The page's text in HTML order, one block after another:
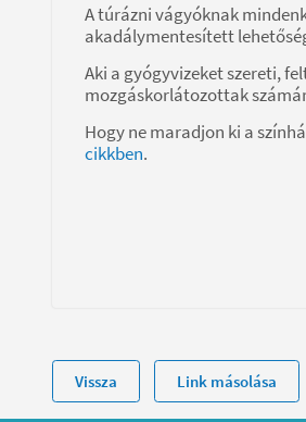
A túrázni vágyóknak
akadálymentesített
Aki a gyógyvizeket szereti,
mozgáskorlátozottak
Hogy ne maradjon ki a
cikkben.
Vissza Link másolása